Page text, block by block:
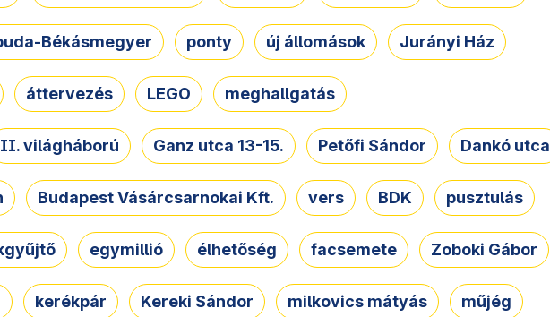
Békásmegyer ponty új állomások Jurányi Ház
áttervezés LEGO meghallgatás
II. világháború Ganz utca 13-15. Petőfi Sándor Dankó utca
Budapest Vásárcsarnokai Kft. vers BDK pusztulás
egymillió élhetőség facsemete Zoboki Gábor
kerékpár Kereki Sándor milkovics mátyás műjég